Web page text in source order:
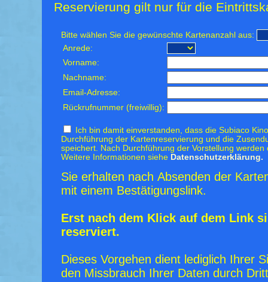
Reservierung gilt nur für die
Bitte wählen Sie die gewünschte Kartenanzahl aus:
Anrede:
Vorname:
Nachname:
Email-Adresse:
Rückrufnummer (freiwillig):
Ich bin damit einverstanden, dass die Subiaco
Durchführung der Kartenreservierung und die
speichert. Nach Durchführung der Vorstellung
Weitere Informationen siehe Datenschutzerklärung.
Sie erhalten nach Absenden der
mit einem Bestätigungslink.
Erst nach dem Klick auf dem Link
reserviert.
Dieses Vorgehen dient lediglich Ihrer
den Missbrauch Ihrer Daten durch